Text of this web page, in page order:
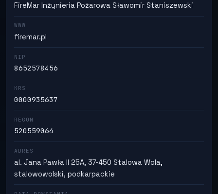
FireMar Inżynieria Pożarowa Sławomir Staniszewski
WWW
firemar.pl
NIP
8652578456
KRS
0000935637
REGON
520559064
ADRES
al. Jana Pawła II 25A, 37-450 Stalowa Wola,
stalowowolski, podkarpackie